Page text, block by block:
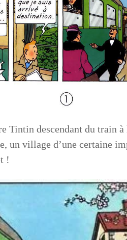
Tintin descendant du train
un village d’une certaine
!